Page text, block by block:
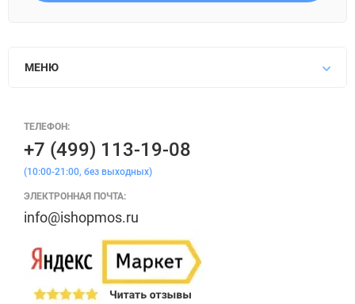
МЕНЮ
ТЕЛЕФОН:
+7 (499) 113-19-08
(10:00-21:00, без выходных)
ЭЛЕКТРОННАЯ ПОЧТА:
info@ishopmos.ru